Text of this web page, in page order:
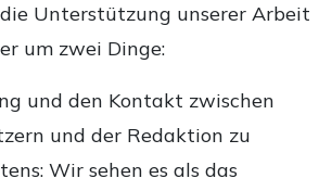
Unterstützung unserer Arbeit
um zwei Dinge:
und den Kontakt zwischen
und der Redaktion zu
Wir sehen es als das